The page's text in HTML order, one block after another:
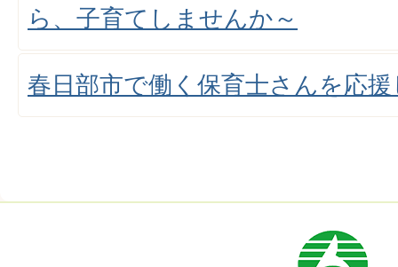
ら、子育てしませんか～
春日部市で働く保育士さんを応
市